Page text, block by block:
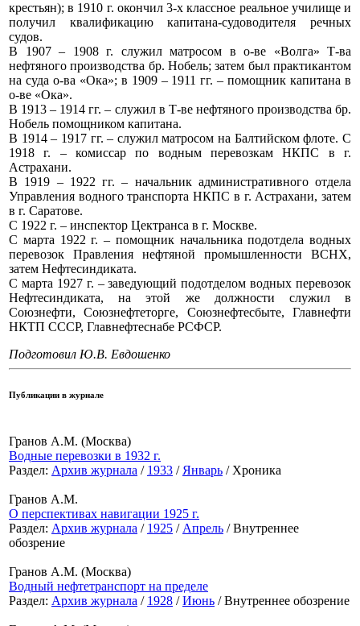
крестьян); в 1910 г. окончил 3-х классное реальное училище и
получил квалификацию капитана-судоводителя речных
судов.
В 1907 – 1908 г. служил матросом в о-ве «Волга» Т-ва
нефтяного производства бр. Нобель; затем был практикантом
на суда о-ва «Ока»; в 1909 – 1911 гг. – помощник капитана в
о-ве «Ока».
В 1913 – 1914 гг. – служил в Т-ве нефтяного производства бр.
Нобель помощником капитана.
В 1914 – 1917 гг. – служил матросом на Балтийском флоте. С
1918 г. – комиссар по водным перевозкам НКПС в г.
Астрахани.
В 1919 – 1922 гг. – начальник административного отдела
Управления водного транспорта НКПС в г. Астрахани, затем
в г. Саратове.
С 1922 г. – инспектор Цектранса в г. Москве.
С марта 1922 г. – помощник начальника подотдела водных
перевозок Правления нефтяной промышленности ВСНХ,
затем Нефтесиндиката.
С марта 1927 г. – заведующий подотделом водных перевозок
Нефтесиндиката, на этой же должности служил в
Союзнефти, Союзнефтеторге, Союзнефтесбыте, Главнефти
НКТП СССР, Главнефтеснабе РСФСР.
Подготовил Ю.В. Евдошенко
Публикации в журнале
Гранов А.М. (Москва)
Водные перевозки в 1932 г.
Раздел: Архив журнала / 1933 / Январь / Хроника
Гранов А.М.
О перспективах навигации 1925 г.
Раздел: Архив журнала / 1925 / Апрель / Внутреннее
обозрение
Гранов А.М. (Москва)
Водный нефтетранспорт на пределе
Раздел: Архив журнала / 1928 /Июнь / Внутреннее обозрение